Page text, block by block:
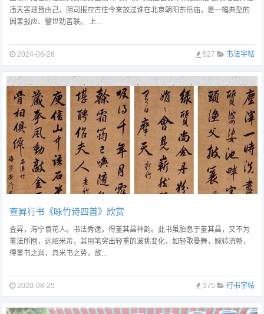
违天害理皆由己，阴司报应古往今来放过谁在北京朝阳东岳庙，是一幅典型的
因果报应、警世劝善联。 上...
2024-06-26 527 书法字帖
查昇行书《咏竹诗四首》欣赏
査昇，海宁袁花人。书法秀逸，得董其昌神韵。此书虽胎息于董其昌，又不为
董法所囿，远绍米芾，其用笔突出轻重的波挑变化，如轻歌曼舞，婉转流畅，
得董书之润，具米书之势，故...
2020-08-25 375 行书字帖